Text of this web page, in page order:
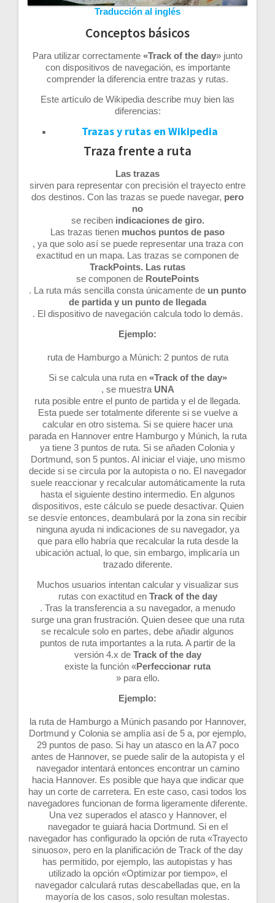
Traducción al inglés
Conceptos básicos
Para utilizar correctamente «Track of the day» junto
con dispositivos de navegación, es importante
comprender la diferencia entre trazas y rutas.
Este artículo de Wikipedia describe muy bien las
diferencias:
Trazas y rutas en Wikipedia
Traza frente a ruta
Las trazas
sirven para representar con precisión el trayecto entre
dos destinos. Con las trazas se puede navegar, pero
no
se reciben indicaciones de giro.
Las trazas tienen muchos puntos de paso
, ya que solo así se puede representar una traza con
exactitud en un mapa. Las trazas se componen de
TrackPoints. Las rutas
se componen de RoutePoints
. La ruta más sencilla consta únicamente de un punto
de partida y un punto de llegada
. El dispositivo de navegación calcula todo lo demás.
Ejemplo:
ruta de Hamburgo a Múnich: 2 puntos de ruta
Si se calcula una ruta en «Track of the day»
, se muestra UNA
ruta posible entre el punto de partida y el de llegada.
Esta puede ser totalmente diferente si se vuelve a
calcular en otro sistema. Si se quiere hacer una
parada en Hannover entre Hamburgo y Múnich, la ruta
ya tiene 3 puntos de ruta. Si se añaden Colonia y
Dortmund, son 5 puntos. Al iniciar el viaje, uno mismo
decide si se circula por la autopista o no. El navegador
suele reaccionar y recalcular automáticamente la ruta
hasta el siguiente destino intermedio. En algunos
dispositivos, este cálculo se puede desactivar. Quien
se desvíe entonces, deambulará por la zona sin recibir
ninguna ayuda ni indicaciones de su navegador, ya
que para ello habría que recalcular la ruta desde la
ubicación actual, lo que, sin embargo, implicaría un
trazado diferente.
Muchos usuarios intentan calcular y visualizar sus
rutas con exactitud en Track of the day
. Tras la transferencia a su navegador, a menudo
surge una gran frustración. Quien desee que una ruta
se recalcule solo en partes, debe añadir algunos
puntos de ruta importantes a la ruta. A partir de la
versión 4.x de Track of the day
existe la función «Perfeccionar ruta
» para ello.
Ejemplo:
la ruta de Hamburgo a Múnich pasando por Hannover,
Dortmund y Colonia se amplía así de 5 a, por ejemplo,
29 puntos de paso. Si hay un atasco en la A7 poco
antes de Hannover, se puede salir de la autopista y el
navegador intentará entonces encontrar un camino
hacia Hannover. Es posible que haya que indicar que
hay un corte de carretera. En este caso, casi todos los
navegadores funcionan de forma ligeramente diferente.
Una vez superados el atasco y Hannover, el
navegador te guiará hacia Dortmund. Si en el
navegador has configurado la opción de ruta «Trayecto
sinuoso», pero en la planificación de Track of the day
has permitido, por ejemplo, las autopistas y has
utilizado la opción «Optimizar por tiempo», el
navegador calculará rutas descabelladas que, en la
mayoría de los casos, solo resultan molestas.